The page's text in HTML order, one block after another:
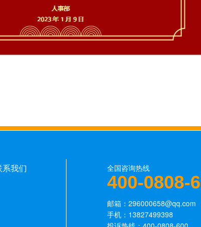
系我们 全国咨询热线
400-0808-
邮箱：296000658@qq.com
手机：13827499398